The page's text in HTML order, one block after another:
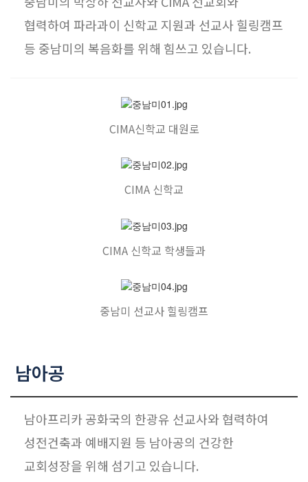
협력하여 파라과이 신학교 지원과 선교사 힐링캠프
등 중남미의 복음화를 위해 힘쓰고 있습니다.
CIMA신학교 대원로
CIMA 신학교
CIMA 신학교 학생들과
중남미 선교사 힐링캠프
남아공
남아프리카 공화국의 한광유 선교사와 협력하여
성전건축과 예배지원 등 남아공의 건강한
교회성장을 위해 섬기고 있습니다.